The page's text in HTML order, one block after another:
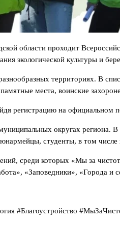
области проходит
экологической культуры и
территориях. В
места, воинские
регистрацию на официальном
округах региона.
студенты, в том
среди которых «Мы за
«Заповедники», «Города и
#Благоустройство